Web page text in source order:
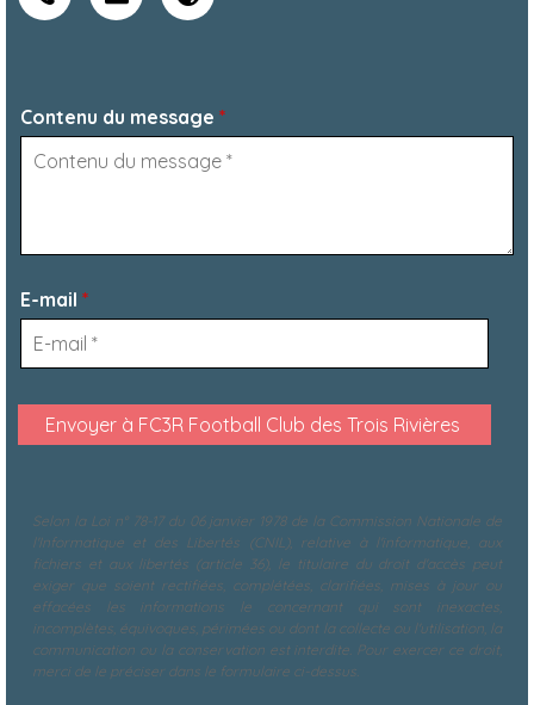
Contenu du message *
E-mail *
Selon la Loi n° 78-17 du 06 janvier 1978 de la Commission Nationale de
l'Informatique et des Libertés (CNIL), relative à l'informatique, aux
fichiers et aux libertés (article 36), le titulaire du droit d'accès peut
exiger que soient rectifiées, complétées, clarifiées, mises à jour ou
effacées les informations le concernant qui sont inexactes,
incomplètes, équivoques, périmées ou dont la collecte ou l'utilisation, la
communication ou la conservation est interdite. Pour exercer ce droit,
merci de le préciser dans le formulaire ci-dessus.